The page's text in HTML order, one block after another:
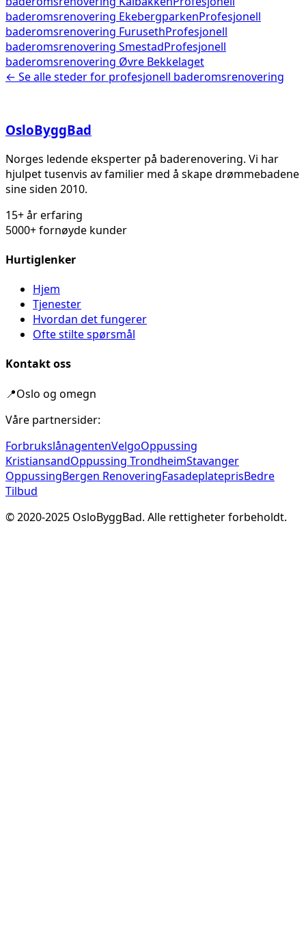
baderomsrenovering EkebergparkenProfesjonell
baderomsrenovering FurusethProfesjonell
baderomsrenovering SmestadProfesjonell
baderomsrenovering Øvre Bekkelaget
← Se alle steder for profesjonell baderomsrenovering
OsloByggBad
Norges ledende eksperter på baderenovering. Vi har
hjulpet tusenvis av familier med å skape drømmebadene
sine siden 2010.
15+ år erfaring
5000+ fornøyde kunder
Hurtiglenker
Hjem
Tjenester
Hvordan det fungerer
Ofte stilte spørsmål
Kontakt oss
📍Oslo og omegn
Våre partnersider:
ForbrukslånagentenVelgoOppussing
KristiansandOppussing TrondheimStavanger
OppussingBergen RenoveringFasadeplateprisBedre
Tilbud
© 2020-2025 OsloByggBad. Alle rettigheter forbeholdt.